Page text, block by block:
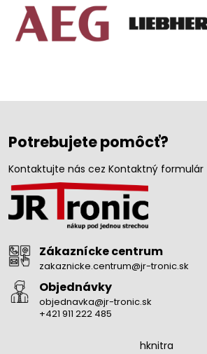
Potrebujete pomôcť?
Kontaktujte nás cez Kontaktný formulár
Zákaznícke centrum
zakaznicke.centrum@jr-tronic.sk
Objednávky
objednavka@jr-tronic.sk
+421 911 222 485
hknitra